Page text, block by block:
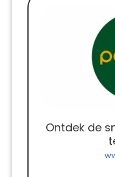
Ontdek de